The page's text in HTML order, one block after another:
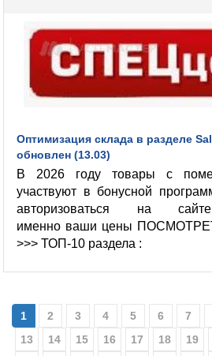
Оптимизация склада в разделе
обновлен (13.03)
В 2026 году товары с
участвуют в бонусной
авторизоваться на
именно ваши цены
>>> ТОП-10 раздела :
1 2 3 4 5 6 7
13
14 15 16 17 18 19